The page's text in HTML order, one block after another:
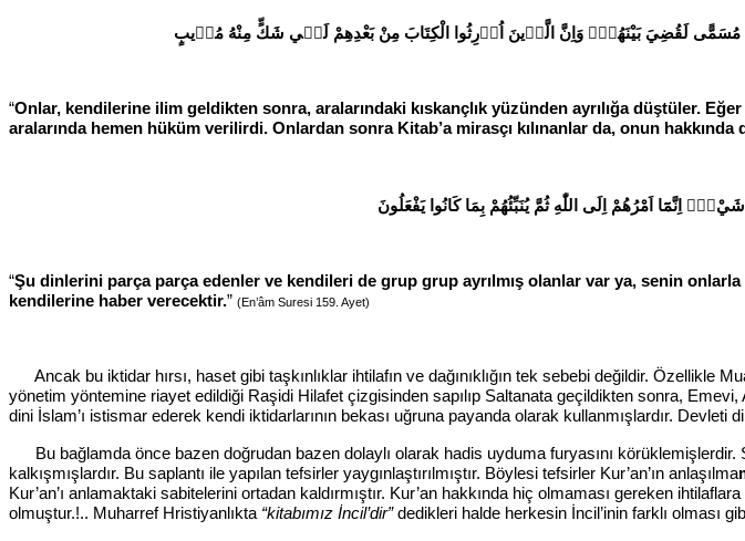
اَجَلٍ مُسَمًّى لَقُضِيَ بَيْنَهُمْۜ وَاِنَّ الَّذ۪ينَ اُو۫رِثُوا الْكِتَابَ مِنْ بَعْدِهِمْ لَف۪ي شَكٍّ مِنْهُ مُر۪يبٍ
“Onlar, kendilerine ilim geldikten sonra, aralarındaki kıskançlık yüzünden ayrılığa düştüler. Eğer
aralarında hemen hüküm verilirdi. Onlardan sonra Kitab’a mirasçı kılınanlar da, onun
اَمْرُهُمْ اِلَى اللّٰهِ ثُمَّ يُنَبِّئُهُمْ بِمَا كَانُوا يَفْعَلُونَ
“Şu dinlerini parça parça edenler ve kendileri de grup grup ayrılmış olanlar var ya, senin
kendilerine haber verecektir.” (En’âm Suresi 159. Ayet)
Ancak bu iktidar hırsı, haset gibi taşkınlıklar ihtilafın ve dağınıklığın tek sebebi değildir.
yönetim yöntemine riayet edildiği Raşidi Hilafet çizgisinden sapılıp Saltanata geçildikten sonra,
dini İslam’ı istismar ederek kendi iktidarlarının bekası uğruna payanda olarak kullanmışlardır.
Bu bağlamda önce bazen doğrudan bazen dolaylı olarak hadis uyduma furyasını körüklemişlerdir.
kalkışmışlardır. Bu saplantı ile yapılan tefsirler yaygınlaştırılmıştır. Böylesi tefsirler Kur’an’ın anlaşılma
Kur’an’ı anlamaktaki sabitelerini ortadan kaldırmıştır. Kur’an hakkında hiç olmaması gereken
olmuştur.!.. Muharref Hristiyanlıkta “kitabımız İncil’dir”dedikleri halde herkesin İncil’inin farklı olması